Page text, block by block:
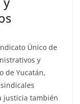
Único de
y
de Yucatán,
justicia también